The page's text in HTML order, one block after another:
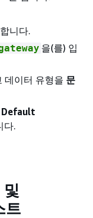
니다.
을(를) 입
데이터 유형을 문
Default
다.
트